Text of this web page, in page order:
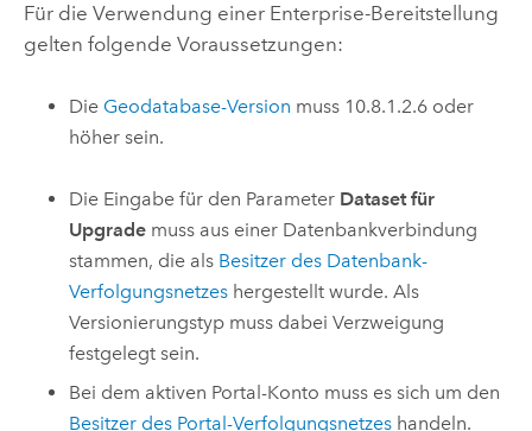
Für die Verwendung einer Enterprise-Bereitstellung
gelten folgende Voraussetzungen:
Die Geodatabase-Version muss 10.8.1.2.6 oder
höher sein.
Die Eingabe für den Parameter Dataset für
Upgrade muss aus einer Datenbankverbindung
stammen, die als Besitzer des Datenbank-
Verfolgungsnetzes hergestellt wurde. Als
Versionierungstyp muss dabei Verzweigung
festgelegt sein.
Bei dem aktiven Portal-Konto muss es sich um den
Besitzer des Portal-Verfolgungsnetzes handeln.